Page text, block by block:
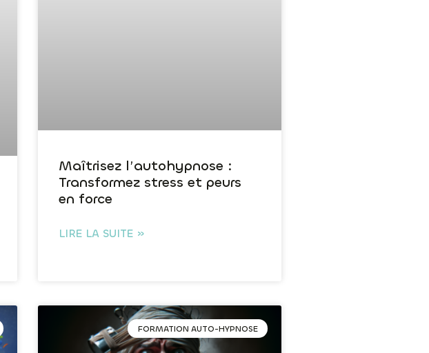
Maîtrisez l’autohypnose :
Transformez stress et peurs
en force
LIRE LA SUITE »
FORMATION AUTO-HYPNOSE